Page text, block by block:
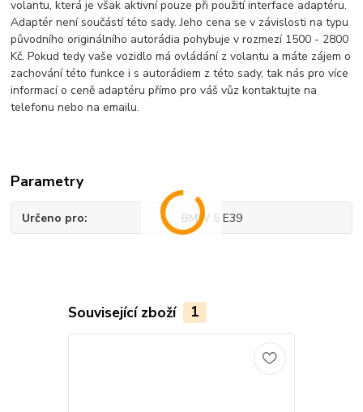
volantu, která je však aktivní pouze při použití interface adaptéru.
Adaptér není součástí této sady. Jeho cena se v závislosti na typu
původního originálního autorádia pohybuje v rozmezí 1500 - 2800
Kč. Pokud tedy vaše vozidlo má ovládání z volantu a máte zájem o
zachování této funkce i s autorádiem z této sady, tak nás pro více
informací o ceně adaptéru přímo pro váš vůz kontaktujte na
telefonu nebo na emailu.
Parametry
Určeno pro BMW 5 E39
Související zboží 1